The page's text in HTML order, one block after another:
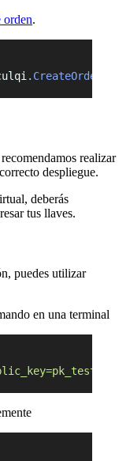
orden.
. CreateOrder
realizar
despliegue.
deberás
tus llaves.
puedes utilizar
en una terminal